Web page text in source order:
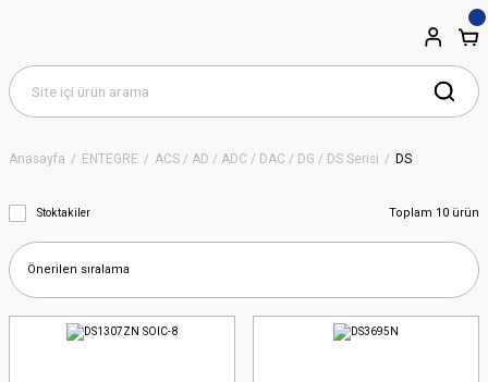
Anasayfa ENTEGRE ACS / AD / ADC / DAC / DG / DS Serisi DS
Stoktakiler Toplam 10 ürün